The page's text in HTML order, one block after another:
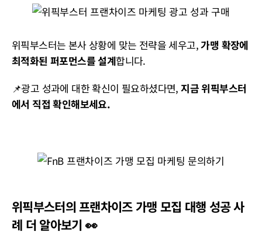
위픽부스터는 본사 상황에 맞는 전략을 세우고,가맹 확장에
최적화된 퍼포먼스를 설계합니다.
📌광고 성과에 대한 확신이 필요하셨다면,지금 위픽부스터
에서 직접 확인해보세요.
위픽부스터의 프랜차이즈 가맹 모집 대행 성공 사
례 더 알아보기 👀